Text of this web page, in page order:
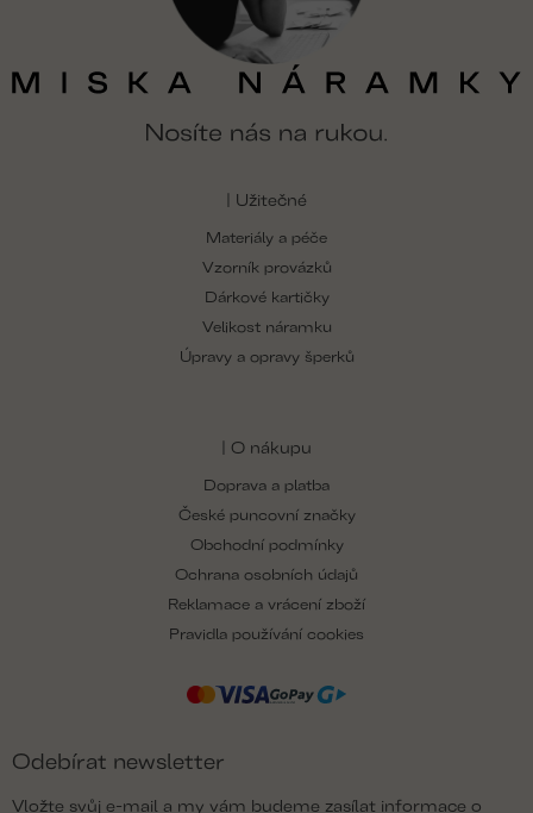
| Užitečné
Materiály a péče
Vzorník provázků
Dárkové kartičky
Velikost náramku
Úpravy a opravy šperků
| O nákupu
Doprava a platba
České puncovní značky
Obchodní podmínky
Ochrana osobních údajů
Reklamace a vrácení zboží
Pravidla používání cookies
Odebírat newsletter
Vložte svůj e-mail a my vám budeme zasílat informace o